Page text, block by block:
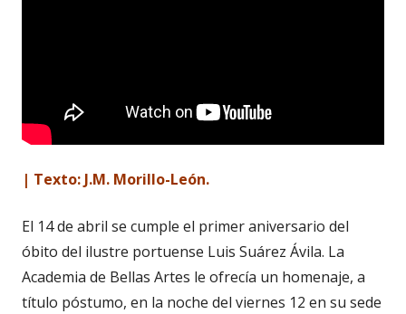
| Texto: J.M. Morillo-León.
El 14 de abril se cumple el primer aniversario del
óbito del ilustre portuense Luis Suárez Ávila. La
Academia de Bellas Artes le ofrecía un homenaje, a
título póstumo, en la noche del viernes 12 en su sede